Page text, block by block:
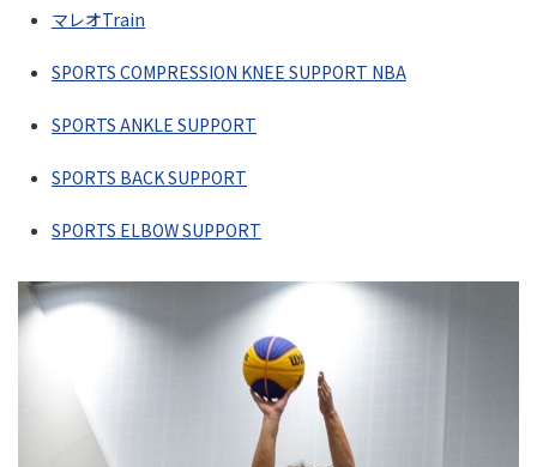
マレオTrain
SPORTS COMPRESSION KNEE SUPPORT NBA
SPORTS ANKLE SUPPORT
SPORTS BACK SUPPORT
SPORTS ELBOW SUPPORT